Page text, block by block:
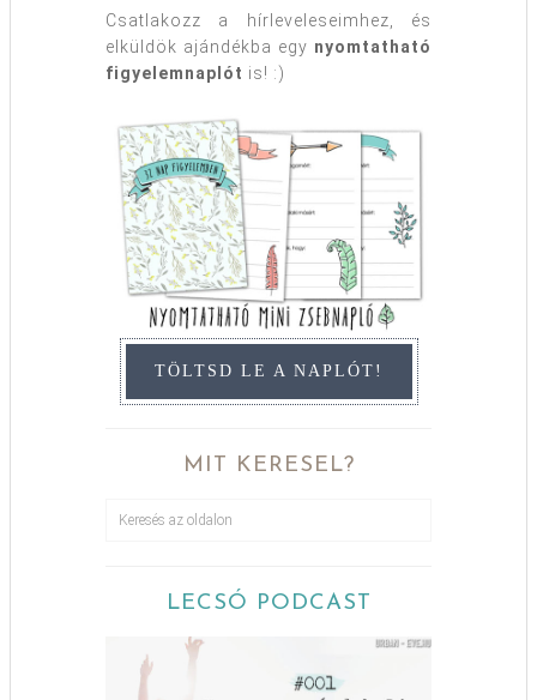
Csatlakozz a hírleveleseimhez, és
elküldök ajándékba egy nyomtatható
figyelemnaplót is! :)
TÖLTSD LE A NAPLÓT!
MIT KERESEL?
LECSÓ PODCAST